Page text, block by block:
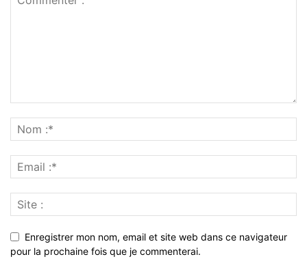
Enregistrer mon nom, email et site web dans ce navigateur
pour la prochaine fois que je commenterai.